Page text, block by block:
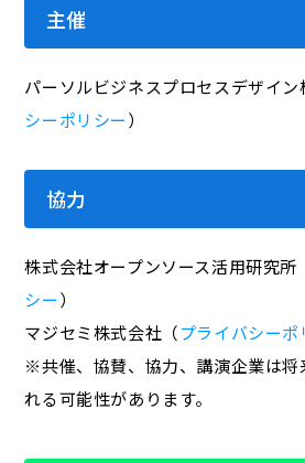
主催
パーソルビジネスプロセスデザイン
シーポリシー）
協力
株式会社オープンソース活用研究所
シー）
マジセミ株式会社（プライバシーポ
※共催、協賛、協力、講演企業は将
れる可能性があります。